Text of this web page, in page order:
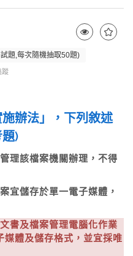
題,每次隨機抽取50題)
蹤
辦法」，下列敘述
題)
理該檔案機關辦理，不得
宜儲存於單一電子媒體，
書及檔案管理電腦化作業
媒體及儲存格式，並宜採唯